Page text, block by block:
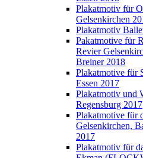
Plakatmotiv für
Gelsenkirchen
Plakatmotiv
Pakatmotive für
Revier
Breiner 2018
Plakatmotive für
Essen 2017
Plakatmotiv und
Regensburg 2017
Plakatmotive für
Gelsenkirchen,
2017
Plakatmotiv für